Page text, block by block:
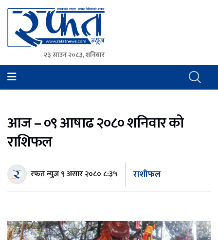
Rafat News
समाचारको रफ्तार, आवाज बिहिनहरुको आवाज
२३ साउन २०८३, शनिबार
आज – ०९ आषाढ २०८० शनिवार को
राशिफल
रफत न्युज९ असार २०८० ८:३५ राशीफल